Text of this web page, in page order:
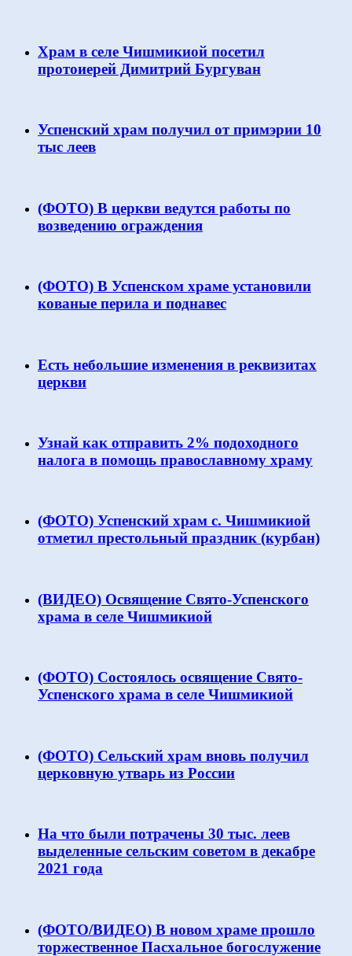
Храм в селе Чишмикиой посетил
протоиерей Димитрий Бургуван
Успенский храм получил от примэрии 10
тыс леев
(ФОТО) В церкви ведутся работы по
возведению ограждения
(ФОТО) В Успенском храме установили
кованые перила и поднавес
Есть небольшие изменения в реквизитах
церкви
Узнай как отправить 2% подоходного
налога в помощь православному храму
(ФОТО) Успенский храм с. Чишмикиой
отметил престольный праздник (курбан)
(ВИДЕО) Освящение Свято-Успенского
храма в селе Чишмикиой
(ФОТО) Состоялось освящение Свято-
Успенского храма в селе Чишмикиой
(ФОТО) Сельский храм вновь получил
церковную утварь из России
На что были потрачены 30 тыс. леев
выделенные сельским советом в декабре
2021 года
(ФОТО/ВИДЕО) В новом храме прошло
торжественное Пасхальное богослужение